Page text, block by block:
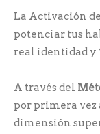
La Activación
potenciar tus
real identidad y
A través del
por primera vez
dimensión